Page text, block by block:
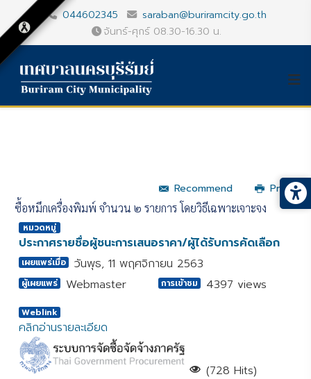
044602345
saraban@buriramcity.go.th
จันทร์-ศุกร์ 08.30-16.30 น.
Recommend
Print
ซื้อหมึกเครื่องพิมพ์ จำนวน ๒ รายการ โดยวิธีเฉพาะเจาะจง
หมวดหมู่
ประกาศรายชื่อผู้ชนะการเสนอราคา/ผู้ได้รับการคัดเลือก
เผยแพร่เมื่อ วันพุธ, 11 พฤศจิกายน 2563
ผู้เผยแพร่ Webmaster การเข้าชม 4397 views
Weblink
คลิกอ่านรายละเอียด
(728 Hits)